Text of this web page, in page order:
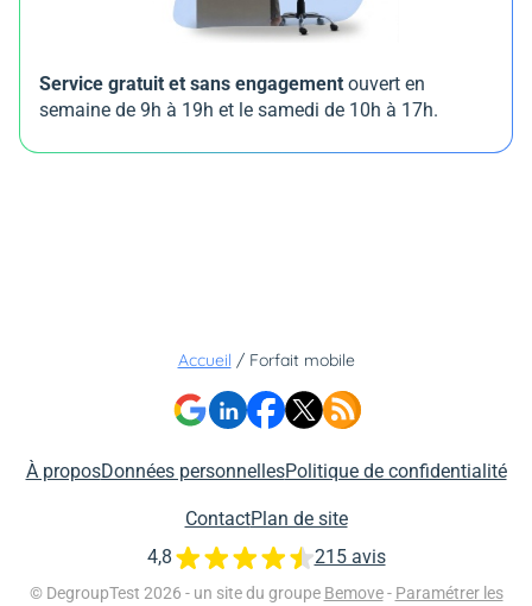
Service gratuit et sans engagement ouvert en
semaine de 9h à 19h et le samedi de 10h à 17h.
Accueil / Forfait mobile
À proposDonnées personnellesPolitique de confidentialité
ContactPlan de site
© DegroupTest 2026 - un site du groupe Bemove - Paramétrer les
4,8 215 avis